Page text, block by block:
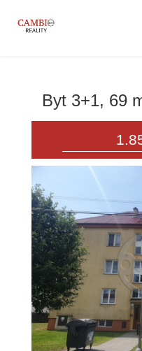
Byt 3+1, 69